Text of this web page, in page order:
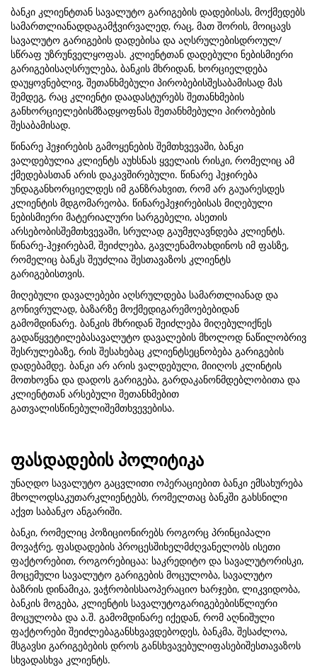
ბანკი კლიენტთან სავალუტო გარიგების დადებისას, მოქმედებს
სამართლიანადდაგამჭვირვალედ, რაც, მათ შორის, მოიცავს
სავალუტო გარიგების დადებისა და აღსრულებისდროულ/
სწრაფ უზრუნველყოფას. კლიენტთან დადებული ნებისმიერი
გარიგებისაღსრულება, ბანკის მხრიდან, ხორციელდება
დაუყოვნებლივ, შეთანხმებული პირობებისშესაბამისად მას
შემდეგ, რაც კლიენტი დაადასტურებს შეთანხმების
განხორციელებისმზადყოფნას შეთანხმებული პირობების
შესაბამისად.
წინარე ჰეჯირების გამოყენების შემთხვევაში, ბანკი
ვალდებულია კლიენტს აუხსნას ყველაის რისკი, რომელიც ამ
ქმედებასთან არის დაკავშირებული. წინარე ჰეჯირება
უნდაგანხორციელდეს იმ განზრახვით, რომ არ გაუარესდეს
კლიენტის მდგომარეობა. წინარეჰეჯირებისას მიღებული
ნებისმიერი მატერიალური სარგებელი, ასეთის
არსებობისშემთხვევაში, სრულად გაუმჟღავნდება კლიენტს.
წინარე-ჰეჯირებამ, შეიძლება, გავლენამოახდინოს იმ ფასზე,
რომელიც ბანკს შეუძლია შესთავაზოს კლიენტს
გარიგებისთვის.
მიღებული დავალებები აღსრულდება სამართლიანად და
გონივრულად, ბაზარზე მოქმედიგარემოებებიდან
გამომდინარე. ბანკის მხრიდან შეიძლება მიღებულიქნეს
გადაწყვეტილებასავალუტო დავალების მხოლოდ ნაწილობრივ
შესრულებაზე, რის შესახებაც კლიენტსეცნობება გარიგების
დადებამდე. ბანკი არ არის ვალდებული, მიიღოს კლინტის
მოთხოვნა და დადოს გარიგება, გარდაკანონმდებლობითა და
კლიენტთან არსებული შეთანხმებით
გათვალისწინებულიშემთხვევებისა.
ფასდადების პოლიტიკა
უნაღდო სავალუტო გაცვლითი ოპერაციებით ბანკი ემსახურება
მხოლოდსაკუთარკლიენტებს, რომელთაც ბანკში გახსნილი
აქვთ საბანკო ანგარიში.
ბანკი, რომელიც პოზიციონირებს როგორც პრინციპალი
მოვაჭრე, ფასდადების პროცესშიხელმძღვანელობს ისეთი
ფაქტორებით, როგორებიცაა: საკრედიტო და სავალუტორისკი,
მოცემული სავალუტო გარიგების მოცულობა, სავალუტო
ბაზრის დინამიკა, ვაჭრობისსაოპერაციო ხარჯები, ლიკვიდობა,
ბანკის მოგება, კლიენტის სავალუტოგარიგებებისწლიური
მოცულობა და ა.შ. გამომდინარე იქედან, რომ აღნიშული
ფაქტორები შეიძლებაგანსხვავდებოდეს, ბანკმა, შესაძლოა,
მსგავსი გარიგებების დროს განსხვავებულიფასებიშესთავაზოს
სხვადასხვა კლიენტს.